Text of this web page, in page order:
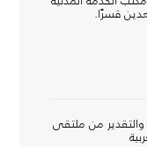
قسرًا.
والتقدير من ملتقى